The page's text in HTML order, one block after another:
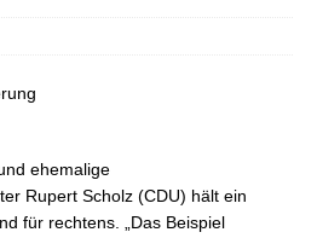
ehemalige
Rupert Scholz (CDU) hält ein
für rechtens. „Das Beispiel